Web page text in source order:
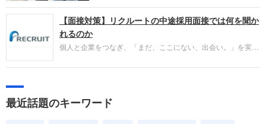
パーソンが利用する企業口コミサイト「キャリコ
ネ」の転職エージェントがお勧めするイチオシ企業
IBMです。採用面接対策の企業研究にご活用くださ
い。
【面接対策】リクルートの中途採用面接では何を聞か
れるのか
個人と企業をつなぎ、「まだ、ここにない、出会い。」を実現
やこれまでの成果を具体的に問われるほか、「人間性」も評価
しょう。
最近話題のキーワード